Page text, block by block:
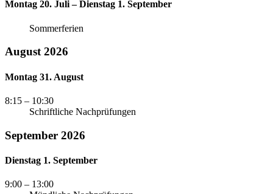
Montag 20. Juli – Dienstag 1. September
Sommerferien
August 2026
Montag 31. August
8:15 – 10:30
Schriftliche Nachprüfungen
September 2026
Dienstag 1. September
9:00 – 13:00